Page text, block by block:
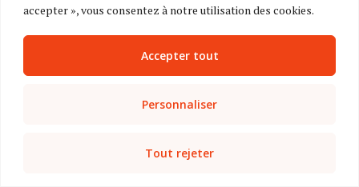
accepter », vous consentez à notre utilisation des cookies.
Personnaliser
Tout rejeter
Accepter tout